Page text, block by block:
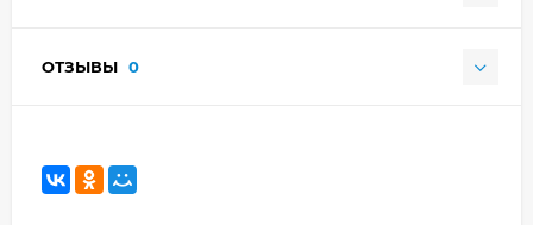
ОТЗЫВЫ 0